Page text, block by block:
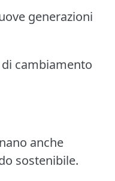
generazioni
cambiamento
anche
sostenibile.